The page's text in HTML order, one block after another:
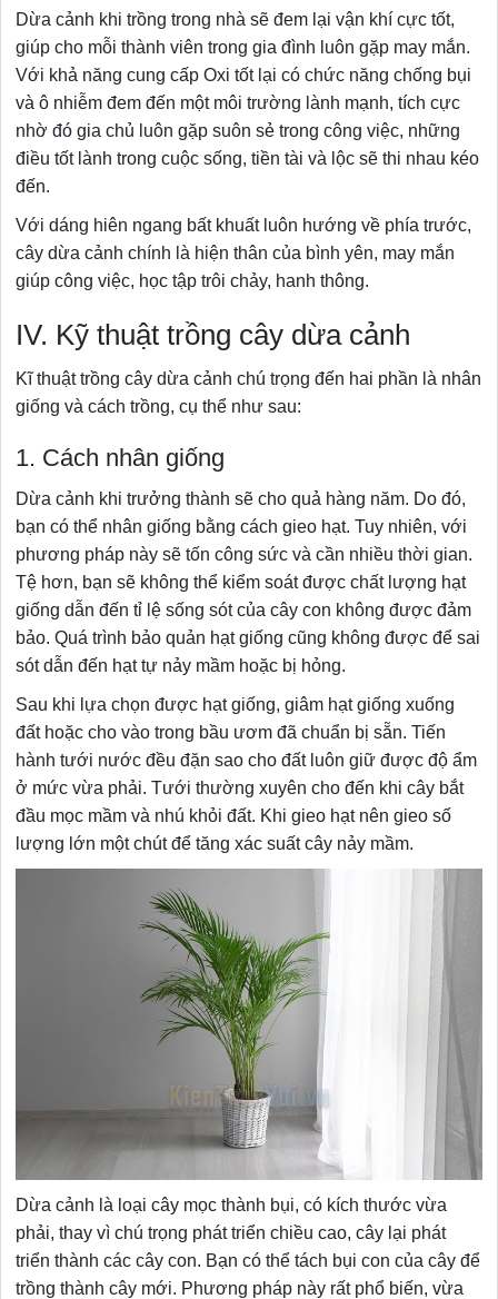
Dừa cảnh khi trồng trong nhà sẽ đem lại vận khí cực tốt,
giúp cho mỗi thành viên trong gia đình luôn gặp may mắn.
Với khả năng cung cấp Oxi tốt lại có chức năng chống bụi
và ô nhiễm đem đến một môi trường lành mạnh, tích cực
nhờ đó gia chủ luôn gặp suôn sẻ trong công việc, những
điều tốt lành trong cuộc sống, tiền tài và lộc sẽ thi nhau kéo
đến.
Với dáng hiên ngang bất khuất luôn hướng về phía trước,
cây dừa cảnh chính là hiện thân của bình yên, may mắn
giúp công việc, học tập trôi chảy, hanh thông.
IV. Kỹ thuật trồng cây dừa cảnh
Kĩ thuật trồng cây dừa cảnh chú trọng đến hai phần là nhân
giống và cách trồng, cụ thể như sau:
1. Cách nhân giống
Dừa cảnh khi trưởng thành sẽ cho quả hàng năm. Do đó,
bạn có thể nhân giống bằng cách gieo hạt. Tuy nhiên, với
phương pháp này sẽ tốn công sức và cần nhiều thời gian.
Tệ hơn, bạn sẽ không thể kiểm soát được chất lượng hạt
giống dẫn đến tỉ lệ sống sót của cây con không được đảm
bảo. Quá trình bảo quản hạt giống cũng không được để sai
sót dẫn đến hạt tự nảy mầm hoặc bị hỏng.
Sau khi lựa chọn được hạt giống, giâm hạt giống xuống
đất hoặc cho vào trong bầu ươm đã chuẩn bị sẵn. Tiến
hành tưới nước đều đặn sao cho đất luôn giữ được độ ẩm
ở mức vừa phải. Tưới thường xuyên cho đến khi cây bắt
đầu mọc mầm và nhú khỏi đất. Khi gieo hạt nên gieo số
lượng lớn một chút để tăng xác suất cây nảy mầm.
Dừa cảnh là loại cây mọc thành bụi, có kích thước vừa
phải, thay vì chú trọng phát triển chiều cao, cây lại phát
triển thành các cây con. Bạn có thể tách bụi con của cây để
trồng thành cây mới. Phương pháp này rất phổ biến, vừa